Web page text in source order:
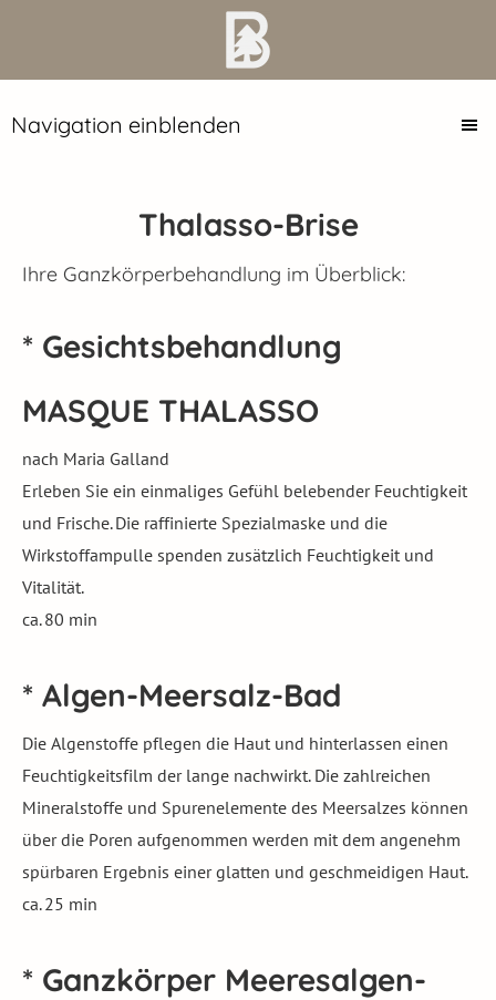
Navigation einblenden
Thalasso-Brise
Ihre Ganzkörperbehandlung im Überblick:
* Gesichtsbehandlung
MASQUE THALASSO
nach Maria Galland
Erleben Sie ein einmaliges Gefühl belebender Feuchtigkeit
und Frische. Die raffinierte Spezialmaske und die
Wirkstoffampulle spenden zusätzlich Feuchtigkeit und
Vitalität.
ca. 80 min
* Algen-Meersalz-Bad
Die Algenstoffe pflegen die Haut und hinterlassen einen
Feuchtigkeitsfilm der lange nachwirkt. Die zahlreichen
Mineralstoffe und Spurenelemente des Meersalzes können
über die Poren aufgenommen werden mit dem angenehm
spürbaren Ergebnis einer glatten und geschmeidigen Haut.
ca. 25 min
* Ganzkörper Meeresalgen-